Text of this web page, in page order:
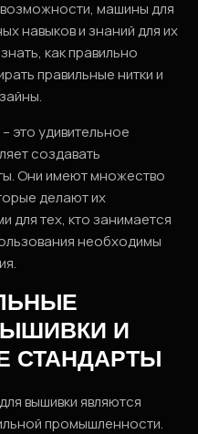
машины для
навыков и знаний для их
как правильно
правильные нитки и
это удивительное
создавать
Они имеют множество
делают их
для тех, кто занимается
необходимы
И
СТАНДАРТЫ
вышивки являются
промышленности.